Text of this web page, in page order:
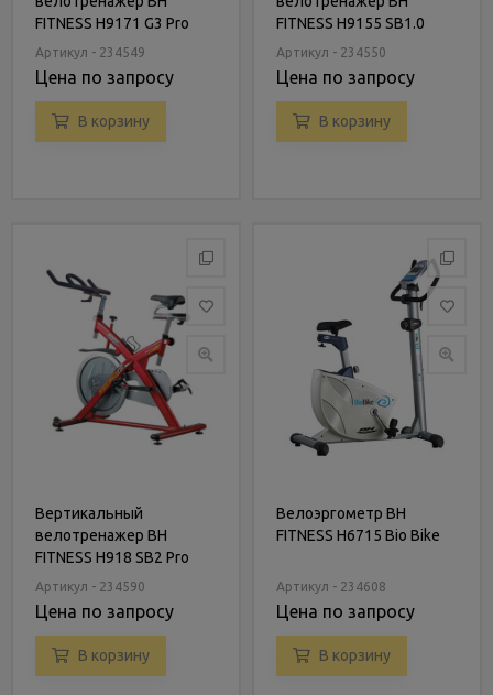
FITNESS H9171 G3 Pro
Артикул - 234549
Цена по запросу
В корзину
FITNESS H9155 SB1.0
Артикул - 234550
Цена по запросу
В корзину
Вертикальный
велотренажер BH
FITNESS H918 SB2 Pro
Артикул - 234590
Цена по запросу
В корзину
Велоэргометр BH
FITNESS H6715 Bio Bike
Артикул - 234608
Цена по запросу
В корзину